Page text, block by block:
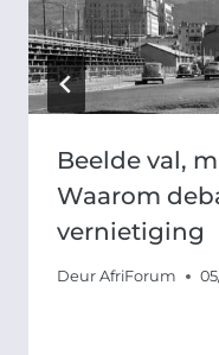
Beelde val,
Waarom
vernietiging
Deur AfriForum